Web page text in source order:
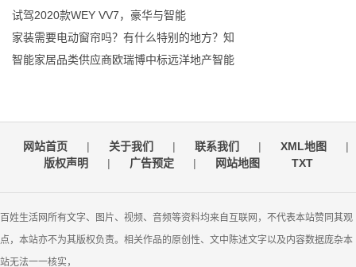
试驾2020款WEY VV7，豪华与智能
家装需要电动窗帘吗？有什么特别的地方？知
智能家居品类供应商欧瑞博中标远洋地产智能
网站首页 | 关于我们 | 联系我们 | XML地图
|
版权声明
| 广告预定 | 网站地图 TXT
百姓生活网所有文字、图片、视频、音频等资料均来自互联网，不代表本站赞同其观
点，本站亦不为其版权负责。相关作品的原创性、文中陈述文字以及内容数据庞杂本
站无法一一核实，